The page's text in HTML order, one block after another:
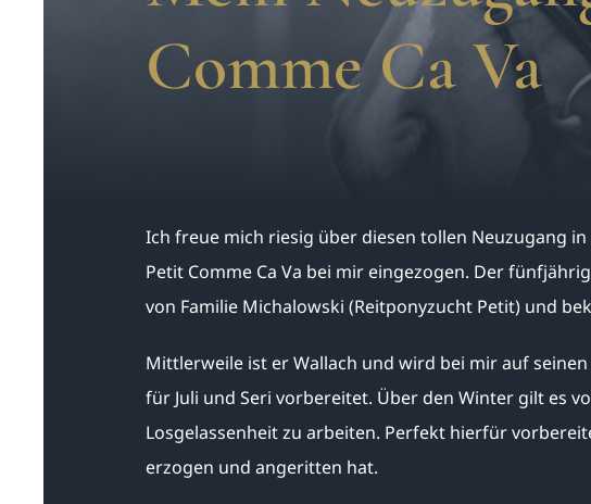
Comme Ca Va
Ich freue mich riesig über diesen tollen Neuzugang
Petit Comme Ca Va bei mir eingezogen. Der
von Familie Michalowski (Reitponyzucht Petit) und
Mittlerweile ist er Wallach und wird bei mir auf
für Juli und Seri vorbereitet. Über den Winter gilt es
Losgelassenheit zu arbeiten. Perfekt hierfür
erzogen und angeritten hat.